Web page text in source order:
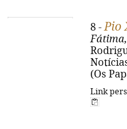
8 -Pio
Fátima,
(Os
Link